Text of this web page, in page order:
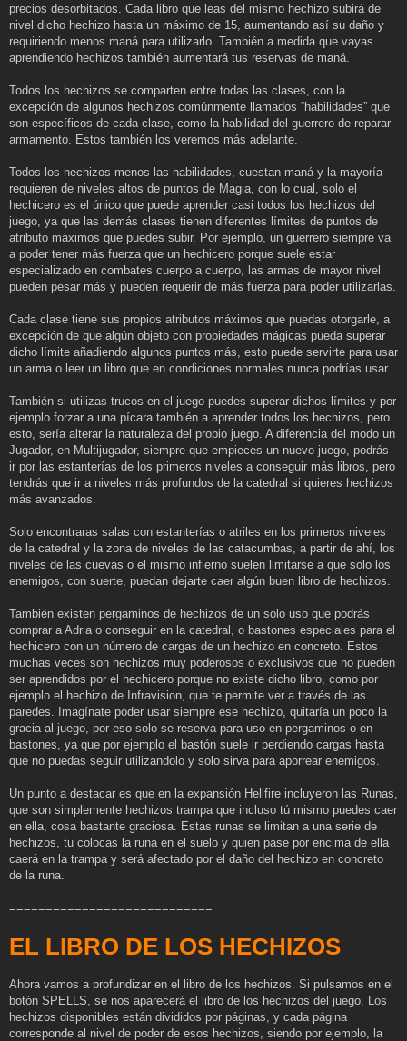
precios desorbitados. Cada libro que leas del mismo hechizo subirá de
nivel dicho hechizo hasta un máximo de 15, aumentando así su daño y
requiriendo menos maná para utilizarlo. También a medida que vayas
aprendiendo hechizos también aumentará tus reservas de maná.
Todos los hechizos se comparten entre todas las clases, con la
excepción de algunos hechizos comúnmente llamados “habilidades” que
son específicos de cada clase, como la habilidad del guerrero de reparar
armamento. Estos también los veremos más adelante.
Todos los hechizos menos las habilidades, cuestan maná y la mayoría
requieren de niveles altos de puntos de Magia, con lo cual, solo el
hechicero es el único que puede aprender casi todos los hechizos del
juego, ya que las demás clases tienen diferentes límites de puntos de
atributo máximos que puedes subir. Por ejemplo, un guerrero siempre va
a poder tener más fuerza que un hechicero porque suele estar
especializado en combates cuerpo a cuerpo, las armas de mayor nivel
pueden pesar más y pueden requerir de más fuerza para poder utilizarlas.
Cada clase tiene sus propios atributos máximos que puedas otorgarle, a
excepción de que algún objeto con propiedades mágicas pueda superar
dicho límite añadiendo algunos puntos más, esto puede servirte para usar
un arma o leer un libro que en condiciones normales nunca podrías usar.
También si utilizas trucos en el juego puedes superar dichos límites y por
ejemplo forzar a una pícara también a aprender todos los hechizos, pero
esto, sería alterar la naturaleza del propio juego. A diferencia del modo un
Jugador, en Multijugador, siempre que empieces un nuevo juego, podrás
ir por las estanterías de los primeros niveles a conseguir más libros, pero
tendrás que ir a niveles más profundos de la catedral si quieres hechizos
más avanzados.
Solo encontraras salas con estanterías o atriles en los primeros niveles
de la catedral y la zona de niveles de las catacumbas, a partir de ahí, los
niveles de las cuevas o el mismo infierno suelen limitarse a que solo los
enemigos, con suerte, puedan dejarte caer algún buen libro de hechizos.
También existen pergaminos de hechizos de un solo uso que podrás
comprar a Adria o conseguir en la catedral, o bastones especiales para el
hechicero con un número de cargas de un hechizo en concreto. Estos
muchas veces son hechizos muy poderosos o exclusivos que no pueden
ser aprendidos por el hechicero porque no existe dicho libro, como por
ejemplo el hechizo de Infravision, que te permite ver a través de las
paredes. Imagínate poder usar siempre ese hechizo, quitaría un poco la
gracia al juego, por eso solo se reserva para uso en pergaminos o en
bastones, ya que por ejemplo el bastón suele ir perdiendo cargas hasta
que no puedas seguir utilizandolo y solo sirva para aporrear enemigos.
Un punto a destacar es que en la expansión Hellfire incluyeron las Runas,
que son simplemente hechizos trampa que incluso tú mismo puedes caer
en ella, cosa bastante graciosa. Estas runas se limitan a una serie de
hechizos, tu colocas la runa en el suelo y quien pase por encima de ella
caerá en la trampa y será afectado por el daño del hechizo en concreto
de la runa.
============================
EL LIBRO DE LOS HECHIZOS
Ahora vamos a profundizar en el libro de los hechizos. Si pulsamos en el
botón SPELLS, se nos aparecerá el libro de los hechizos del juego. Los
hechizos disponibles están divididos por páginas, y cada página
corresponde al nivel de poder de esos hechizos, siendo por ejemplo, la